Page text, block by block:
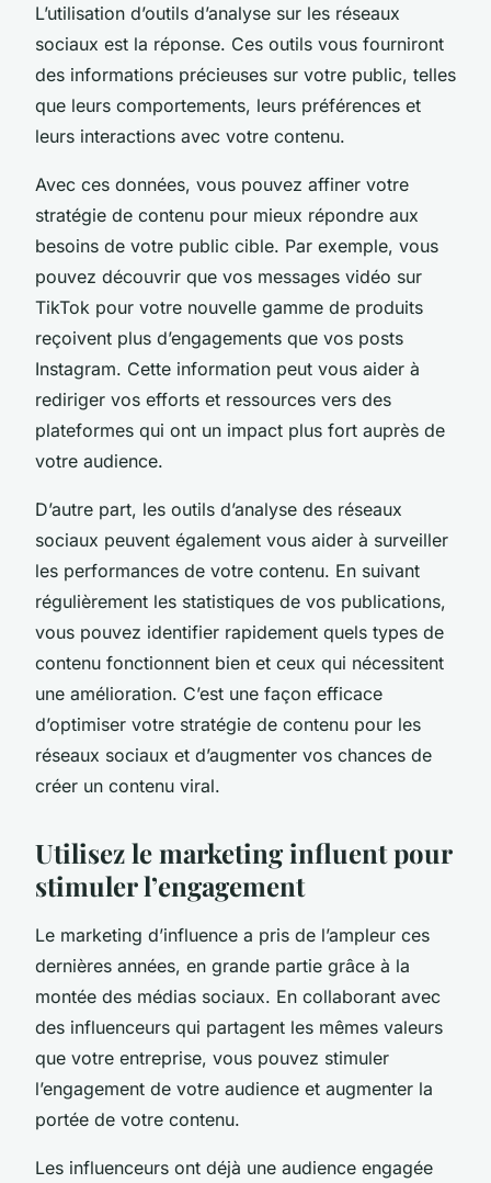
L’utilisation d’outils d’analyse sur les réseaux
sociaux est la réponse. Ces outils vous fourniront
des informations précieuses sur votre public, telles
que leurs comportements, leurs préférences et
leurs interactions avec votre contenu.
Avec ces données, vous pouvez affiner votre
stratégie de contenu pour mieux répondre aux
besoins de votre public cible. Par exemple, vous
pouvez découvrir que vos messages vidéo sur
TikTok pour votre nouvelle gamme de produits
reçoivent plus d’engagements que vos posts
Instagram. Cette information peut vous aider à
rediriger vos efforts et ressources vers des
plateformes qui ont un impact plus fort auprès de
votre audience.
D’autre part, les outils d’analyse des réseaux
sociaux peuvent également vous aider à surveiller
les performances de votre contenu. En suivant
régulièrement les statistiques de vos publications,
vous pouvez identifier rapidement quels types de
contenu fonctionnent bien et ceux qui nécessitent
une amélioration. C’est une façon efficace
d’optimiser votre stratégie de contenu pour les
réseaux sociaux et d’augmenter vos chances de
créer un contenu viral.
Utilisez le marketing influent pour
stimuler l’engagement
Le marketing d’influence a pris de l’ampleur ces
dernières années, en grande partie grâce à la
montée des médias sociaux. En collaborant avec
des influenceurs qui partagent les mêmes valeurs
que votre entreprise, vous pouvez stimuler
l’engagement de votre audience et augmenter la
portée de votre contenu.
Les influenceurs ont déjà une audience engagée